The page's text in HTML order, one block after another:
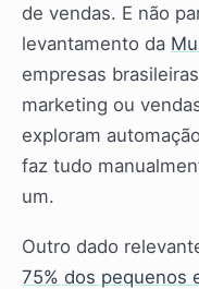
de vendas. E não
levantamento da
empresas
marketing ou
exploram
faz tudo
um.
Outro dado
75% dos pequenos